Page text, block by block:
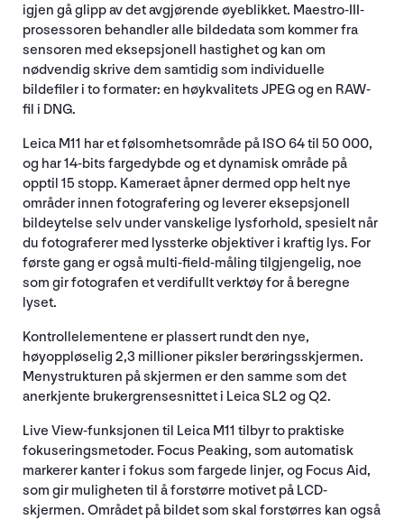
igjen gå glipp av det avgjørende øyeblikket. Maestro-III-
prosessoren behandler alle bildedata som kommer fra
sensoren med eksepsjonell hastighet og kan om
nødvendig skrive dem samtidig som individuelle
bildefiler i to formater: en høykvalitets JPEG og en RAW-
fil i DNG.
Leica M11 har et følsomhetsområde på ISO 64 til 50 000,
og har 14-bits fargedybde og et dynamisk område på
opptil 15 stopp. Kameraet åpner dermed opp helt nye
områder innen fotografering og leverer eksepsjonell
bildeytelse selv under vanskelige lysforhold, spesielt når
du fotograferer med lyssterke objektiver i kraftig lys. For
første gang er også multi-field-måling tilgjengelig, noe
som gir fotografen et verdifullt verktøy for å beregne
lyset.
Kontrollelementene er plassert rundt den nye,
høyoppløselig 2,3 millioner piksler berøringsskjermen.
Menystrukturen på skjermen er den samme som det
anerkjente brukergrensesnittet i Leica SL2 og Q2.
Live View-funksjonen til Leica M11 tilbyr to praktiske
fokuseringsmetoder. Focus Peaking, som automatisk
markerer kanter i fokus som fargede linjer, og Focus Aid,
som gir muligheten til å forstørre motivet på LCD-
skjermen. Området på bildet som skal forstørres kan også